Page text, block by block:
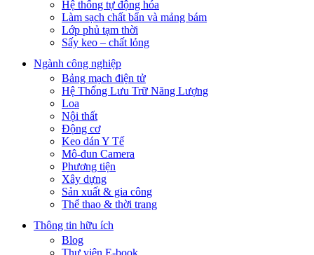
Hệ thống tự động hóa
Làm sạch chất bẩn và mảng bám
Lớp phủ tạm thời
Sấy keo – chất lỏng
Ngành công nghiệp
Bảng mạch điện tử
Hệ Thống Lưu Trữ Năng Lượng
Loa
Nội thất
Động cơ
Keo dán Y Tế
Mô-đun Camera
Phương tiện
Xây dựng
Sản xuất & gia công
Thể thao & thời trang
Thông tin hữu ích
Blog
Thư viện E-book